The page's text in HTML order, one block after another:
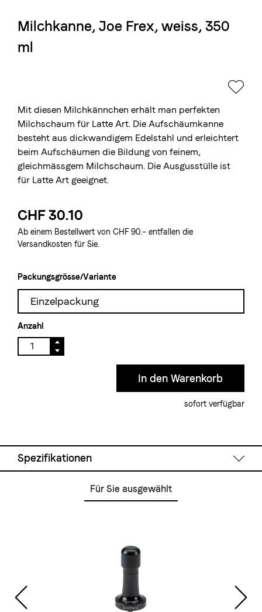
Die Berner Rösterei
Blasercafé
© 2026 Blasercafé AG
Milchkanne, Joe Frex, weiss, 350
ml
Mit diesen Milchkännchen erhält man perfekten
Milchschaum für Latte Art. Die Aufschäumkanne
besteht aus dickwandigem Edelstahl und erleichtert
beim Aufschäumen die Bildung von feinem,
gleichmässgem Milchschaum. Die Ausgusstülle ist
für Latte Art geeignet.
CHF 30.10
Ab einem Bestellwert von CHF 90.– entfallen die
Versandkosten für Sie.
Packungsgrösse/Variante
Einzelpackung
Anzahl
sofort verfügbar
Spezifikationen
90 mm
Für Sie ausgewählt